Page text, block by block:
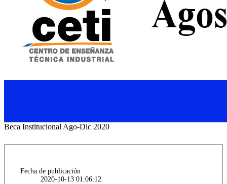
Beca Institucional Ago-Dic 2020
Fecha de publicación
2020-10-13 01:06:12